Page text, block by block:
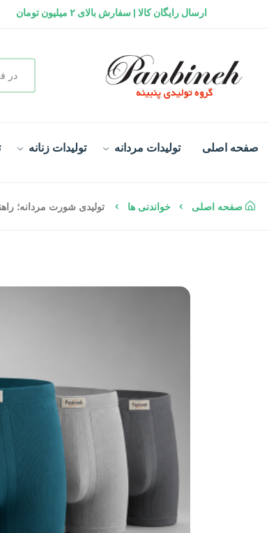
ارسال رایگان کالا | سفارش بالای ۲ میلیون تومان
صفحه اصلی تولیدات مردانه تولیدات زنانه
صفحه اصلی خواندنی ها تولیدی شورت مردانه؛